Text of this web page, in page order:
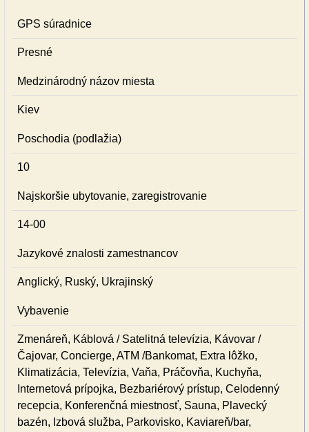
GPS súradnice
Presné
Medzinárodný názov miesta
Kiev
Poschodia (podlažia)
10
Najskoršie ubytovanie, zaregistrovanie
14-00
Jazykové znalosti zamestnancov
Anglický, Ruský, Ukrajinský
Vybavenie
Zmenáreň, Káblová / Satelitná televízia, Kávovar /
Čajovar, Concierge, ATM /Bankomat, Extra lôžko,
Klimatizácia, Televízia, Vaňa, Práčovňa, Kuchyňa,
Internetová prípojka, Bezbariérový prístup, Celodenný
recepcia, Konferenčná miestnosť, Sauna, Plavecký
bazén, Izbová služba, Parkovisko, Kaviareň/bar,